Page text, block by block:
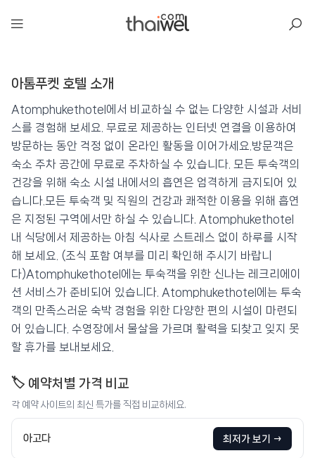
아톰푸켓 호텔
📍 푸켓 ★★★ ⭐ 9.0
💰 최저가 확인 · 예약하기
아톰푸켓 호텔 소개
Atomphukethotel에서 비교하실 수 없는 다양한 시설과 서비
스를 경험해 보세요. 무료로 제공하는 인터넷 연결을 이용하여
방문하는 동안 걱정 없이 온라인 활동을 이어가세요.방문객은
숙소 주차 공간에 무료로 주차하실 수 있습니다. 모든 투숙객의
건강을 위해 숙소 시설 내에서의 흡연은 엄격하게 금지되어 있
습니다.모든 투숙객 및 직원의 건강과 쾌적한 이용을 위해 흡연
은 지정된 구역에서만 하실 수 있습니다. Atomphukethotel
내 식당에서 제공하는 아침 식사로 스트레스 없이 하루를 시작
해 보세요. (조식 포함 여부를 미리 확인해 주시기 바랍니
다)Atomphukethotel에는 투숙객을 위한 신나는 레크리에이
션 서비스가 준비되어 있습니다. Atomphukethotel에는 투숙
객의 만족스러운 숙박 경험을 위한 다양한 편의 시설이 마련되
어 있습니다. 수영장에서 물살을 가르며 활력을 되찾고 잊지 못
할 휴가를 보내보세요.
🏷️ 예약처별 가격 비교
각 예약 사이트의 최신 특가를 직접 비교하세요.
아고다 최저가 보기 →